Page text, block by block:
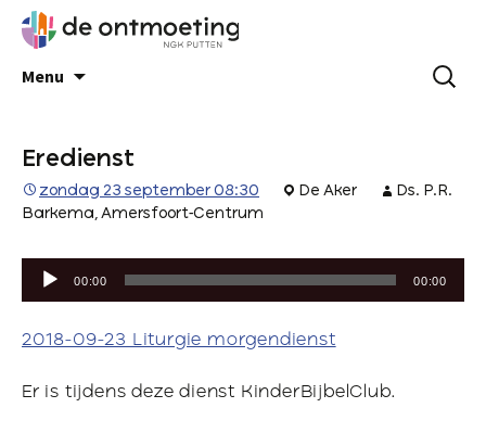
Menu
Eredienst
zondag 23 september 08:30 De Aker
Ds. P.R.
Barkema, Amersfoort-Centrum
Audiospeler
00:00 00:00
2018-09-23 Liturgie morgendienst
Er is tijdens deze dienst KinderBijbelClub.